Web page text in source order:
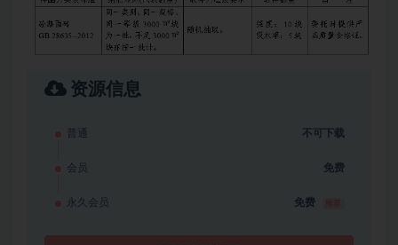
资源信息
普通 不可下载
会员 免费
永久会员 免费